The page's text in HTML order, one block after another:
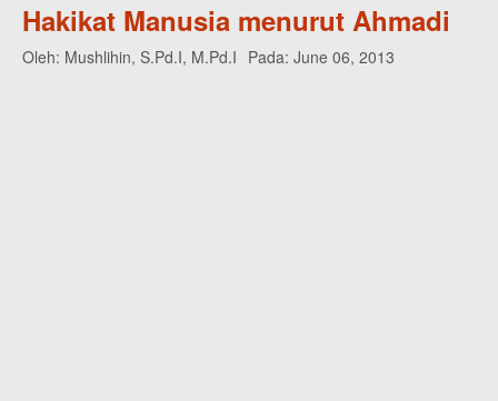
Hakikat Manusia menurut Ahmadi
Oleh: Mushlihin, S.Pd.I, M.Pd.I Pada: June 06, 2013